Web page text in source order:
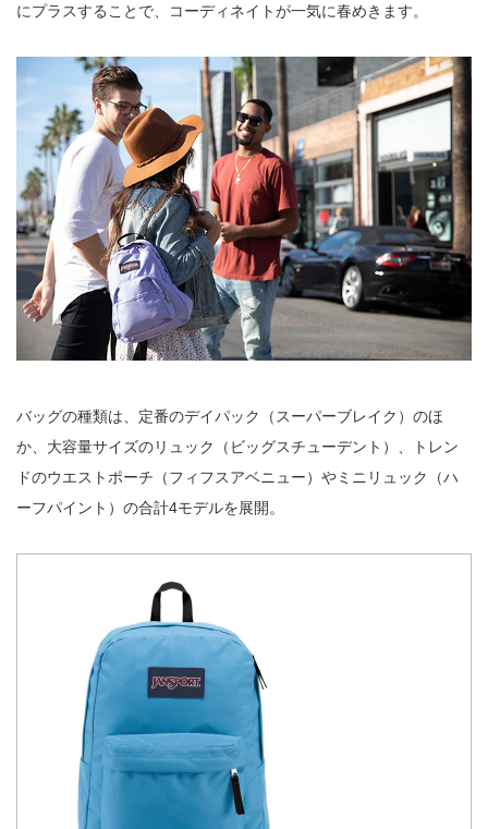
にプラスすることで、コーディネイトが一気に春めきます。
バッグの種類は、定番のデイパック（スーパーブレイク）のほ
か、大容量サイズのリュック（ビッグスチューデント）、トレン
ドのウエストポーチ（フィフスアベニュー）やミニリュック（ハ
ーフパイント）の合計4モデルを展開。